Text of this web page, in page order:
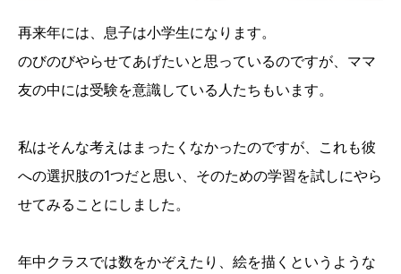
再来年には、息子は小学生になります。
のびのびやらせてあげたいと思っているのですが、ママ
友の中には受験を意識している人たちもいます。
私はそんな考えはまったくなかったのですが、これも彼
への選択肢の1つだと思い、そのための学習を試しにやら
せてみることにしました。
年中クラスでは数をかぞえたり、絵を描くというような